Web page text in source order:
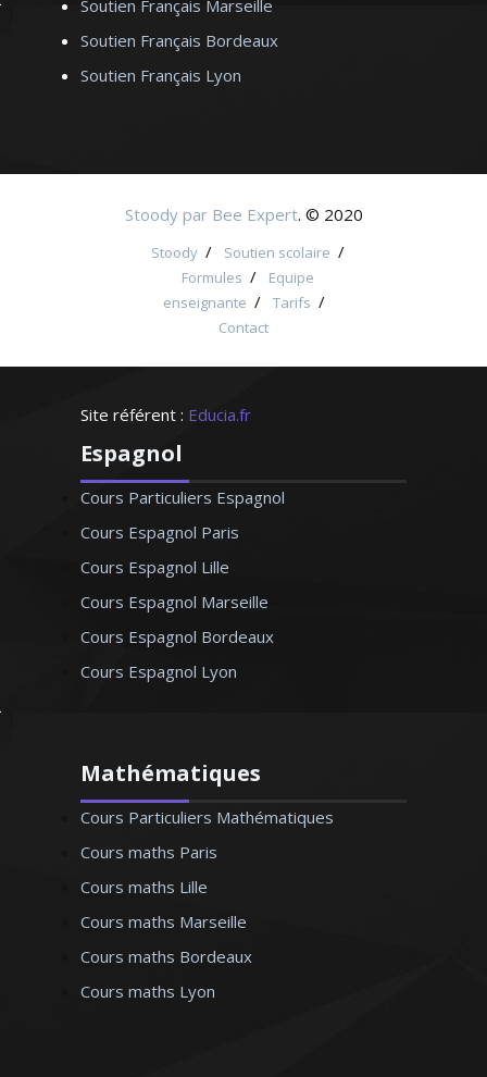
Soutien Français Marseille
Soutien Français Bordeaux
Soutien Français Lyon
Stoody par Bee Expert. © 2020
Stoody / Soutien scolaire /
Formules /
Equipe
enseignante / Tarifs /
Contact
Site référent : Educia.fr
Espagnol
Cours Particuliers Espagnol
Cours Espagnol Paris
Cours Espagnol Lille
Cours Espagnol Marseille
Cours Espagnol Bordeaux
Cours Espagnol Lyon
Mathématiques
Cours Particuliers Mathématiques
Cours maths Paris
Cours maths Lille
Cours maths Marseille
Cours maths Bordeaux
Cours maths Lyon